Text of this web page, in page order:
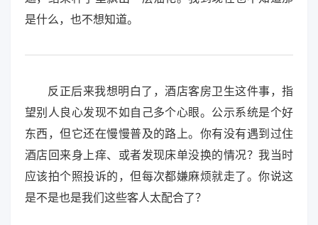
是什么，也不想知道。
反正后来我想明白了，酒店客房卫生这件事，指
望别人良心发现不如自己多个心眼。公示系统是个好
东西，但它还在慢慢普及的路上。你有没有遇到过住
酒店回来身上痒、或者发现床单没换的情况？我当时
应该拍个照投诉的，但每次都嫌麻烦就走了。你说这
是不是也是我们这些客人太配合了？